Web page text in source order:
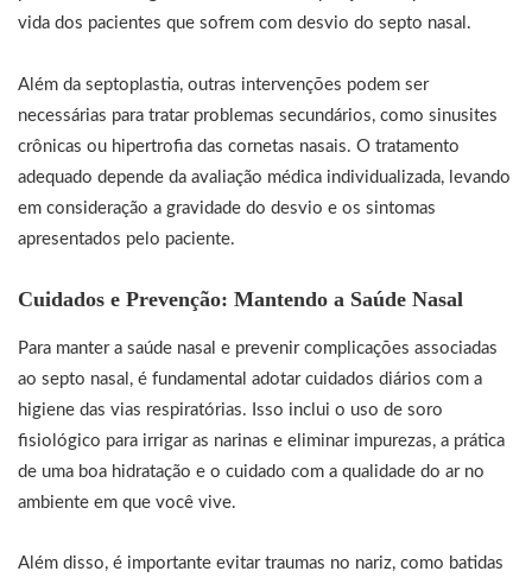
vida dos pacientes que sofrem com desvio do septo nasal.
Além da septoplastia, outras intervenções podem ser
necessárias para tratar problemas secundários, como sinusites
crônicas ou hipertrofia das cornetas nasais. O tratamento
adequado depende da avaliação médica individualizada, levando
em consideração a gravidade do desvio e os sintomas
apresentados pelo paciente.
Cuidados e Prevenção: Mantendo a Saúde Nasal
Para manter a saúde nasal e prevenir complicações associadas
ao septo nasal, é fundamental adotar cuidados diários com a
higiene das vias respiratórias. Isso inclui o uso de soro
fisiológico para irrigar as narinas e eliminar impurezas, a prática
de uma boa hidratação e o cuidado com a qualidade do ar no
ambiente em que você vive.
Além disso, é importante evitar traumas no nariz, como batidas